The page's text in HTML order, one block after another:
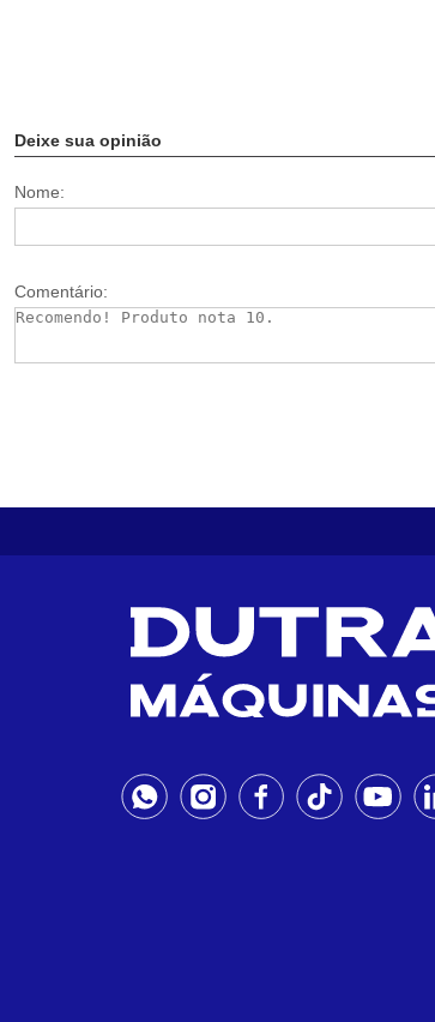
Deixe sua opinião
Nome:
Comentário: